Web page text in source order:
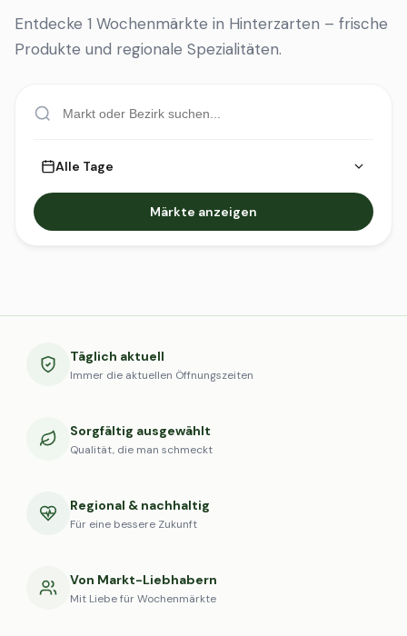
Entdecke 1 Wochenmärkte in Hinterzarten – frische
Produkte und regionale Spezialitäten.
Alle Tage
Märkte anzeigen
Täglich aktuell
Immer die aktuellen Öffnungszeiten
Sorgfältig ausgewählt
Qualität, die man schmeckt
Regional & nachhaltig
Für eine bessere Zukunft
Von Markt-Liebhabern
Mit Liebe für Wochenmärkte